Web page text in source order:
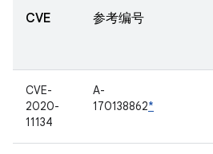
CVE 参考编号
CVE-
2020-
11134
A-
170138862*